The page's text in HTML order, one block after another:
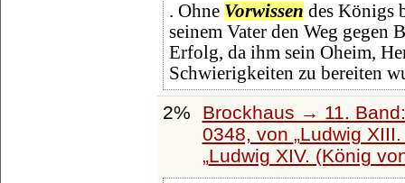
. Ohne Vorwissen des Königs
seinem Vater den Weg gegen
Erfolg, da ihm sein Oheim,
Schwierigkeiten zu bereiten
2%
Brockhaus → 11.
0348, von Ludwig
Ludwig XIV. (König